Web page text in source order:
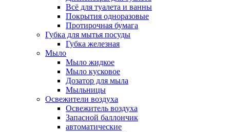
Всё для туалета и ванны
Покрытия одноразовые
Протирочная бумага
Губка для мытья посуды
Губка железная
Мыло
Мыло жидкое
Мыло кусковое
Дозатор для мыла
Мыльницы
Освежители воздуха
Освежитель воздуха
Запасной баллончик
автоматические